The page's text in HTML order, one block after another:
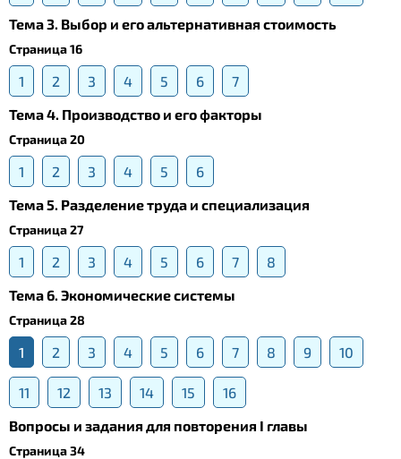
Тема 3. Выбор и его альтернативная стоимость
Страница 16
1 2 3 4 5 6
7
Тема 4. Производство и его факторы
Страница 20
1 2 3 4 5
6
Тема 5. Разделение труда и специализация
Страница 27
1 2 3 4 5 6 7
8
Тема 6. Экономические системы
Страница 28
1 2 3 4 5 6 7 8 9 10
11 12 13 14 15
16
Вопросы и задания для повторения I главы
Страница 34